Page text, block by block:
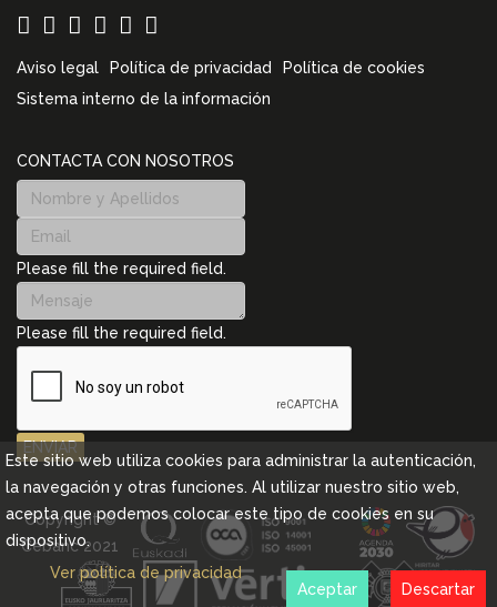
Aviso legal Política de privacidad
Política de cookies
Sistema interno de la información
CONTACTA CON NOSOTROS
Please fill the required field.
Please fill the required field.
ENVIAR
Copyright ©
Cebanc 2021
Este sitio web utiliza cookies para administrar la autenticación,
la navegación y otras funciones. Al utilizar nuestro sitio web,
acepta que podemos colocar este tipo de cookies en su
dispositivo.
Ver política de privacidad
Descartar
Aceptar